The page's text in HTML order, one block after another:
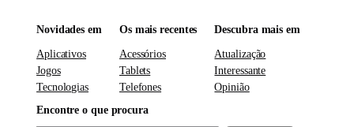
Novidades em
Aplicativos
Jogos
Tecnologias
Os mais recentes
Acessórios
Tablets
Telefones
Descubra mais em
Atualização
Interessante
Opinião
Encontre o que procura